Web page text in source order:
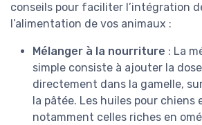
conseils pour faciliter l’intégration
l’alimentation de vos animaux :
Mélanger à la nourriture : La
simple consiste à ajouter la dose
directement dans la gamelle,
la pâtée. Les huiles pour chiens
notamment celles riches en